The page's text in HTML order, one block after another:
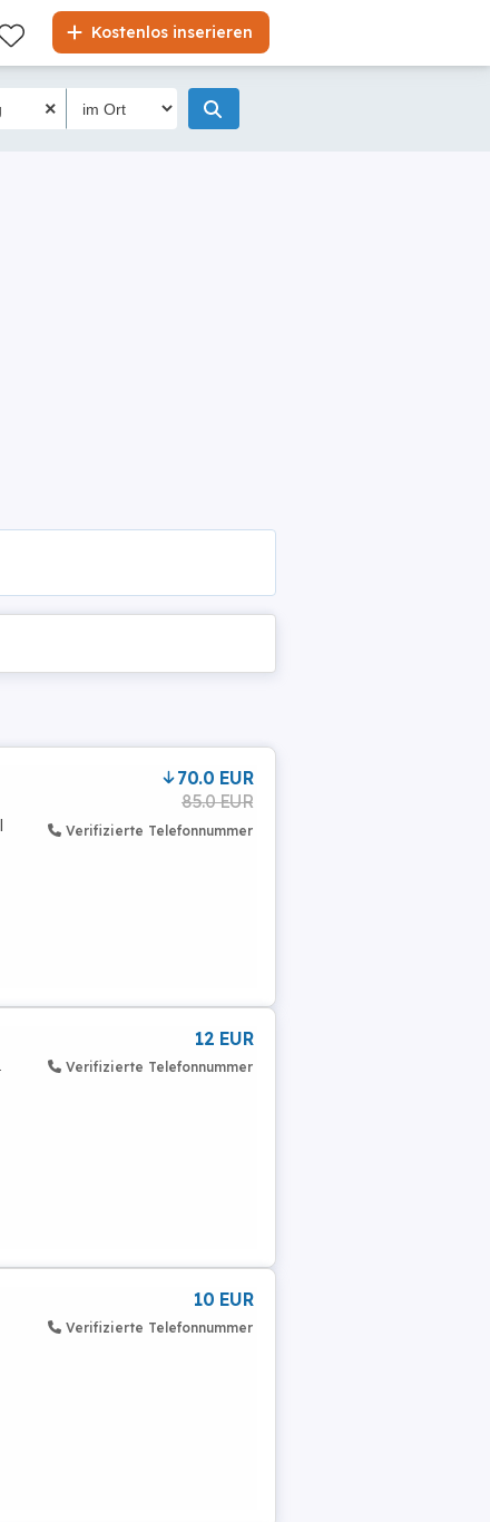
Kostenlos inserieren
70.0 EUR
85.0 EUR
Verifizierte Telefonnummer
12 EUR
Verifizierte Telefonnummer
10 EUR
Verifizierte Telefonnummer